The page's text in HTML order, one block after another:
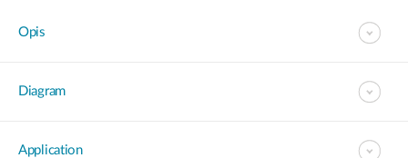
Opis
Diagram
Application